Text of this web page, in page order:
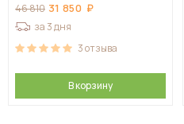
46 810 31 850
за 3 дня
3отзыва
В корзину